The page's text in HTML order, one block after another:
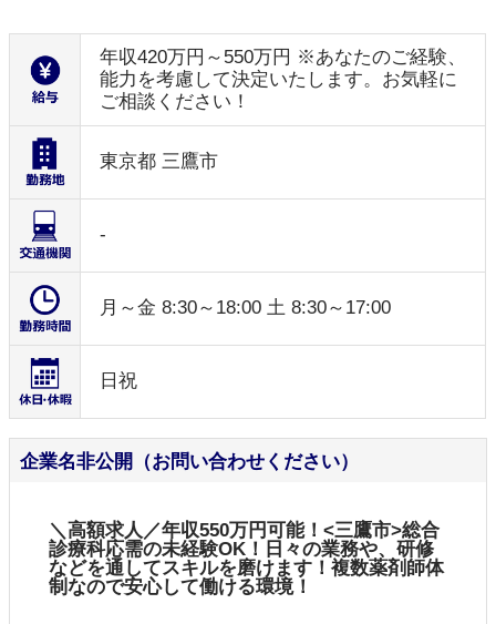
年収420万円～550万円 ※あなたのご経験、
能力を考慮して決定いたします。お気軽に
ご相談ください！
東京都 三鷹市
-
月～金 8:30～18:00 土 8:30～17:00
日祝
企業名非公開（お問い合わせください）
＼高額求人／年収550万円可能！<三鷹市>総合
診療科応需の未経験OK！日々の業務や、研修
などを通してスキルを磨けます！複数薬剤師体
制なので安心して働ける環境！